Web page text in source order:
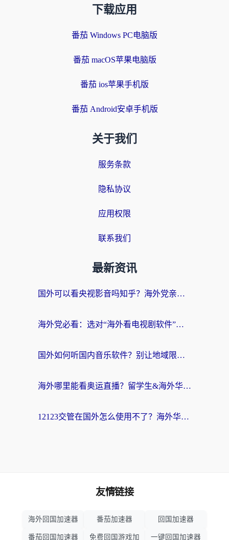
下载应用
番茄 Windows PC电脑版
番茄 macOS苹果电脑版
番茄 ios苹果手机版
番茄 Android安卓手机版
关于我们
服务条款
隐私协议
应用权限
联系我们
最新资讯
国外可以看央视影音吗知乎？海外党亲测有效的回国加速方案
海外党必看：选对“海外看电视剧软件”，再也不用愁国内剧刷不了
国外如何听国内音乐软件？别让地域限制，断了你的中文歌单
海外哪里能看奥运直播？留学生&海外华人必看的体育赛事观赛终极指南
12123交管在国外怎么使用不了？海外华人必看的无缝访问国内资源指南
友情链接
海外回国加速器 番茄加速器 回国加速器
番茄回国加速器 免费回国游戏加 一键回国加速器